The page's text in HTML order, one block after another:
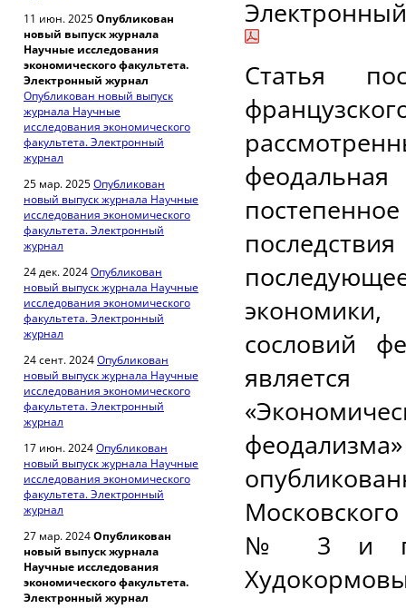
11 июн. 2025Опубликован
новый выпуск журнала
Научные исследования
экономического факультета.
Электронный журнал
Опубликован новый выпуск
журнала Научные
исследования экономического
факультета. Электронный
журнал
25 мар. 2025Опубликован
новый выпуск журнала Научные
исследования экономического
факультета. Электронный
журнал
24 дек. 2024Опубликован
новый выпуск журнала Научные
исследования экономического
факультета. Электронный
журнал
24 сент. 2024Опубликован
новый выпуск журнала Научные
исследования экономического
факультета. Электронный
журнал
17 июн. 2024Опубликован
новый выпуск журнала Научные
исследования экономического
факультета. Электронный
журнал
27 мар. 2024Опубликован
новый выпуск журнала
Научные исследования
экономического факультета.
Электронный журнал
Статья
сословий
№ 3 и